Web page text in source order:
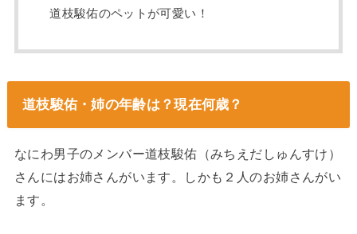
道枝駿佑のペットが可愛い！
道枝駿佑・姉の年齢は？現在何歳？
なにわ男子のメンバー道枝駿佑（みちえだしゅんすけ）
さんにはお姉さんがいます。しかも２人のお姉さんがい
ます。